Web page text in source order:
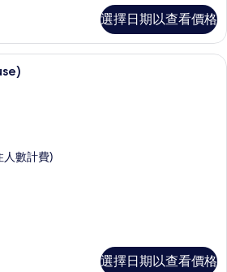
選擇日期以查看價格
客房, 1 間臥室 (Penthouse) | 客廳 |
人數計費)
選擇日期以查看價格